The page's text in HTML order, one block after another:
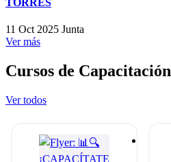
11 Oct 2025 Junta
Ver más
Cursos de Capacitación
Ver todos